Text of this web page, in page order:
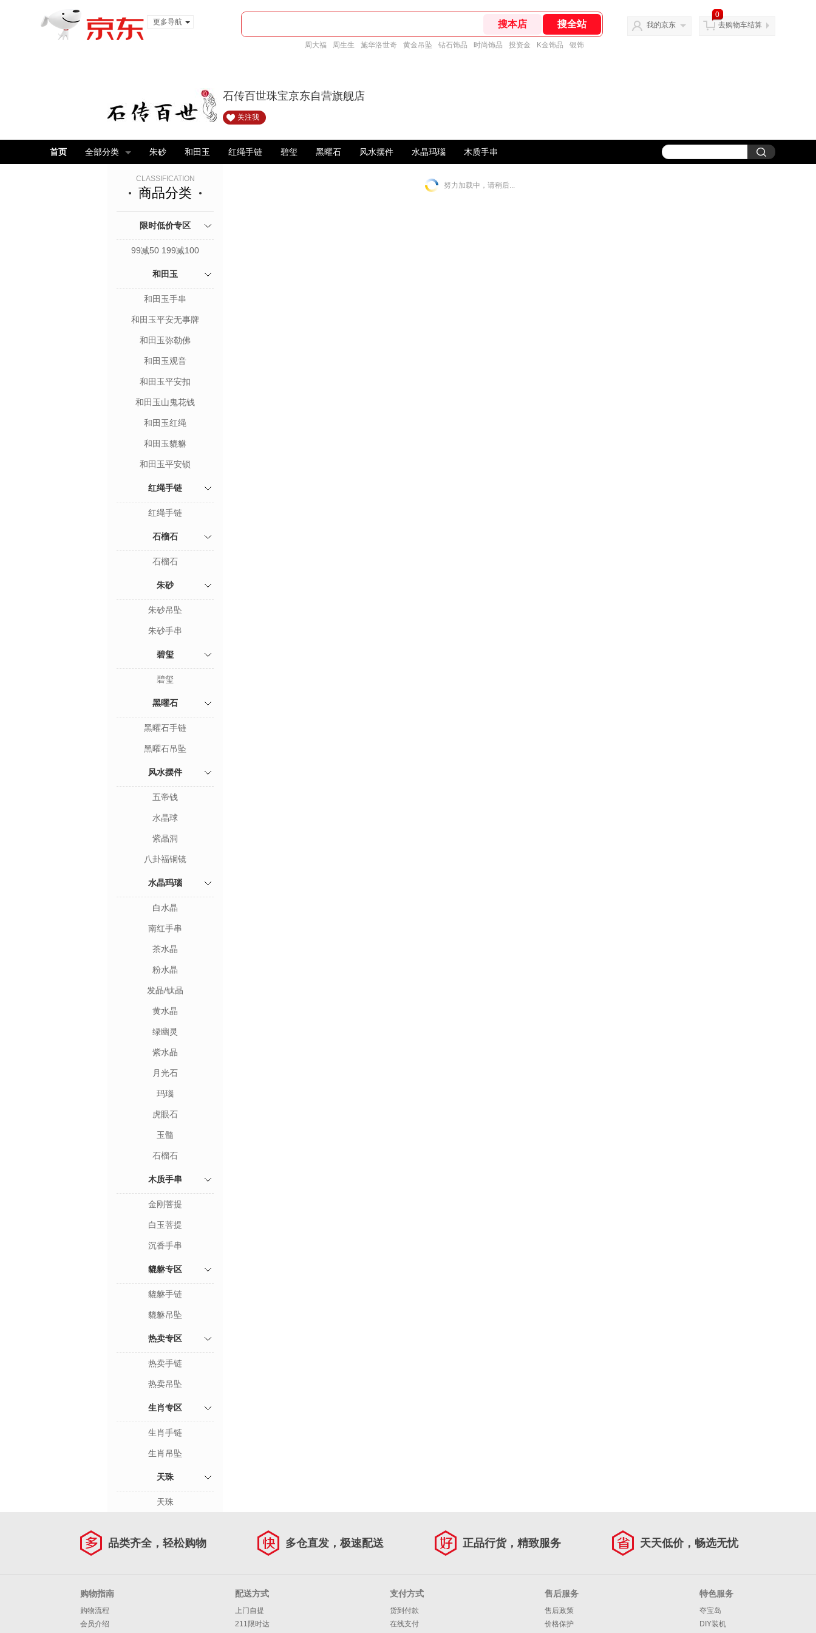
更多导航
周大福 周生生 施华洛世奇 黄金吊坠 钻石饰品 时尚饰品 投资金 K金饰品 银饰
我的京东
0
去购物车结算
石传百世珠宝京东自营旗舰店
关注我
首页 全部分类 朱砂 和田玉 红绳手链 碧玺 黑曜石 风水摆件 水晶玛瑙 木质手串
CLASSIFICATION
商品分类
限时低价专区
99减50 199减100
和田玉
和田玉手串
和田玉平安无事牌
和田玉弥勒佛
和田玉观音
和田玉平安扣
和田玉山鬼花钱
和田玉红绳
和田玉貔貅
和田玉平安锁
红绳手链
红绳手链
石榴石
石榴石
朱砂
朱砂吊坠
朱砂手串
碧玺
碧玺
黑曜石
黑曜石手链
黑曜石吊坠
风水摆件
五帝钱
水晶球
紫晶洞
八卦福铜镜
水晶玛瑙
白水晶
南红手串
茶水晶
粉水晶
发晶/钛晶
黄水晶
绿幽灵
紫水晶
月光石
玛瑙
虎眼石
玉髓
石榴石
木质手串
金刚菩提
白玉菩提
沉香手串
貔貅专区
貔貅手链
貔貅吊坠
热卖专区
热卖手链
热卖吊坠
生肖专区
生肖手链
生肖吊坠
天珠
天珠
努力加载中，请稍后...
品类齐全，轻松购物 多仓直发，极速配送 正品行货，精致服务 天天低价，畅选无忧
购物指南
购物流程
会员介绍
配送方式
上门自提
211限时达
支付方式
货到付款
在线支付
售后服务
售后政策
价格保护
特色服务
夺宝岛
DIY装机